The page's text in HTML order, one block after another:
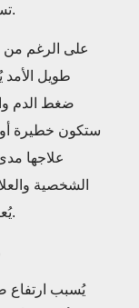
تسبب إزعاجًا، يكره 96% من الناس الأدوية.
على الرغم من
طويل
ضغط الدم
ستكون خطيرة
علاجها
الشخصية
يُعالج هذه المشكلة. دعونا نُحلل هذه الصيغة.
يُسبب ارتفاع